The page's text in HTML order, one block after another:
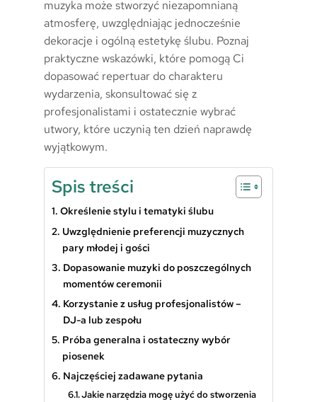
muzyka może stworzyć niezapomnianą
atmosferę, uwzględniając jednocześnie
dekoracje i ogólną estetykę ślubu. Poznaj
praktyczne wskazówki, które pomogą Ci
dopasować repertuar do charakteru
wydarzenia, skonsultować się z
profesjonalistami i ostatecznie wybrać
utwory, które uczynią ten dzień naprawdę
wyjątkowym.
Spis treści
Określenie stylu i tematyki ślubu
Uwzględnienie preferencji muzycznych
pary młodej i gości
Dopasowanie muzyki do poszczególnych
momentów ceremonii
Korzystanie z usług profesjonalistów –
DJ-a lub zespołu
Próba generalna i ostateczny wybór
piosenek
Najczęściej zadawane pytania
Jakie narzędzia mogę użyć do stworzenia